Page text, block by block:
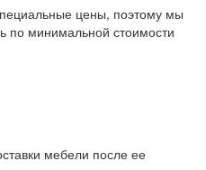
цены, поэтому мы
минимальной стоимости
мебели после ее